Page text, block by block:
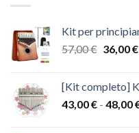
Kit per
57,00€ Il
era:
57,00 €.
36,00€Il
[Kit completo]
43,00€ - 48,00